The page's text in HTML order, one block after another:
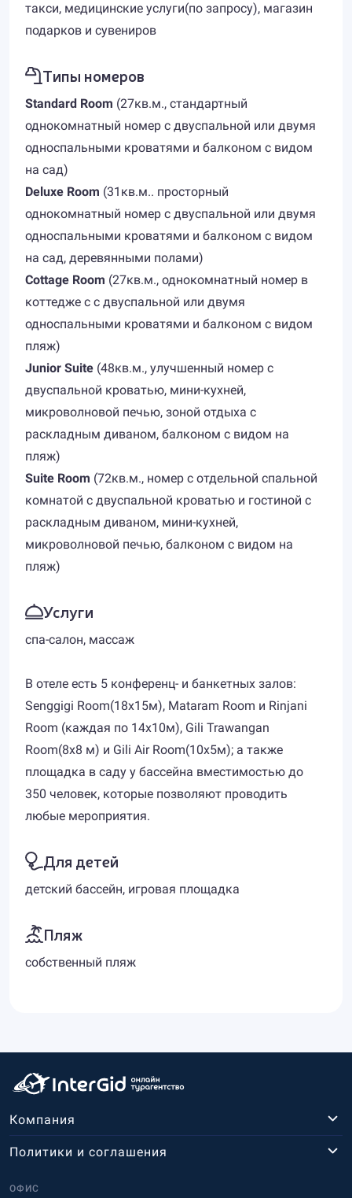
такси, медицинские услуги(по запросу), магазин
подарков и сувениров
Типы номеров
Standard Room (27кв.м., стандартный
однокомнатный номер с двуспальной или двумя
односпальными кроватями и балконом с видом
на сад)
Deluxe Room (31кв.м.. просторный
однокомнатный номер с двуспальной или двумя
односпальными кроватями и балконом с видом
на сад, деревянными полами)
Cottage Room (27кв.м., однокомнатный номер в
коттедже с с двуспальной или двумя
односпальными кроватями и балконом с видом
пляж)
Junior Suite (48кв.м., улучшенный номер с
двуспальной кроватью, мини-кухней,
микроволновой печью, зоной отдыха с
раскладным диваном, балконом с видом на
пляж)
Suite Room (72кв.м., номер с отдельной спальной
комнатой с двуспальной кроватью и гостиной с
раскладным диваном, мини-кухней,
микроволновой печью, балконом с видом на
пляж)
Услуги
спа-салон, массаж
В отеле есть 5 конференц- и банкетных залов:
Senggigi Room(18х15м), Mataram Room и Rinjani
Room (каждая по 14х10м), Gili Trawangan
Room(8х8 м) и Gili Air Room(10х5м); а также
площадка в саду у бассейна вместимостью до
350 человек, которые позволяют проводить
любые мероприятия.
Для детей
детский бассейн, игровая площадка
Пляж
собственный пляж
Компания
ОФИС
Политики и соглашения